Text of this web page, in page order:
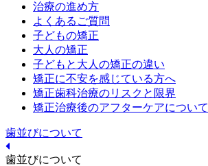
治療の進め方
よくあるご質問
子どもの矯正
大人の矯正
子どもと大人の矯正の違い
矯正に不安を感じている方へ
矯正歯科治療のリスクと限界
矯正治療後のアフターケアについて
歯並びについて
歯並びについて